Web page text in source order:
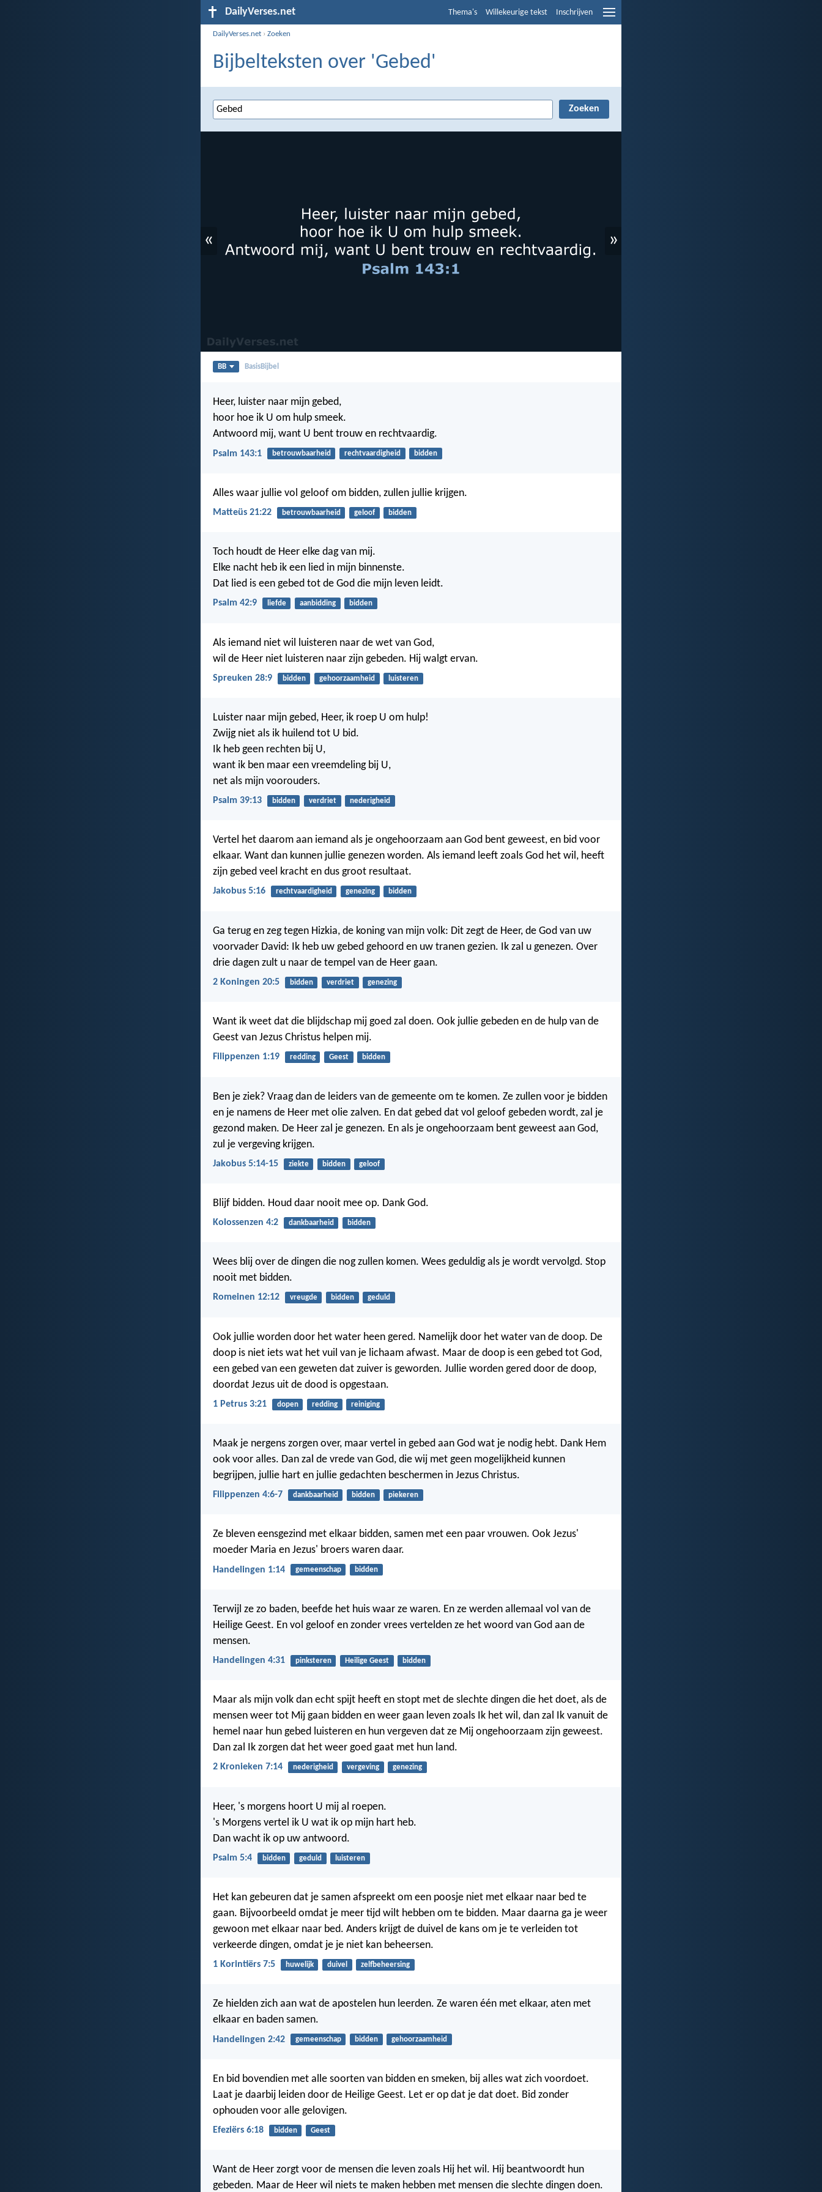
DailyVerses.net Thema's Willekeurige tekst Inschrijven
DailyVerses.net ›Zoeken
Bijbelteksten over 'Gebed'
« »
BB BasisBijbel
Heer, luister naar mijn gebed,
hoor hoe ik U om hulp smeek.
Antwoord mij, want U bent trouw en rechtvaardig.
Psalm 143:1 betrouwbaarheid rechtvaardigheid bidden
Alles waar jullie vol geloof om bidden, zullen jullie krijgen.
Matteüs 21:22 betrouwbaarheid geloof bidden
Toch houdt de Heer elke dag van mij.
Elke nacht heb ik een lied in mijn binnenste.
Dat lied is een gebed tot de God die mijn leven leidt.
Psalm 42:9 liefde aanbidding bidden
Als iemand niet wil luisteren naar de wet van God,
wil de Heer niet luisteren naar zijn gebeden. Hij walgt ervan.
Spreuken 28:9 bidden gehoorzaamheid luisteren
Luister naar mijn gebed, Heer, ik roep U om hulp!
Zwijg niet als ik huilend tot U bid.
Ik heb geen rechten bij U,
want ik ben maar een vreemdeling bij U,
net als mijn voorouders.
Psalm 39:13 bidden verdriet nederigheid
Vertel het daarom aan iemand als je ongehoorzaam aan God bent geweest, en bid voor
elkaar. Want dan kunnen jullie genezen worden. Als iemand leeft zoals God het wil, heeft
zijn gebed veel kracht en dus groot resultaat.
Jakobus 5:16 rechtvaardigheid genezing bidden
Ga terug en zeg tegen Hizkia, de koning van mijn volk: Dit zegt de Heer, de God van uw
voorvader David: Ik heb uw gebed gehoord en uw tranen gezien. Ik zal u genezen. Over
drie dagen zult u naar de tempel van de Heer gaan.
2 Koningen 20:5 bidden verdriet genezing
Want ik weet dat die blijdschap mij goed zal doen. Ook jullie gebeden en de hulp van de
Geest van Jezus Christus helpen mij.
Filippenzen 1:19 redding Geest bidden
Ben je ziek? Vraag dan de leiders van de gemeente om te komen. Ze zullen voor je bidden
en je namens de Heer met olie zalven. En dat gebed dat vol geloof gebeden wordt, zal je
gezond maken. De Heer zal je genezen. En als je ongehoorzaam bent geweest aan God,
zul je vergeving krijgen.
Jakobus 5:14-15 ziekte bidden geloof
Blijf bidden. Houd daar nooit mee op. Dank God.
Kolossenzen 4:2 dankbaarheid bidden
Wees blij over de dingen die nog zullen komen. Wees geduldig als je wordt vervolgd. Stop
nooit met bidden.
Romeinen 12:12 vreugde bidden geduld
Ook jullie worden door het water heen gered. Namelijk door het water van de doop. De
doop is niet iets wat het vuil van je lichaam afwast. Maar de doop is een gebed tot God,
een gebed van een geweten dat zuiver is geworden. Jullie worden gered door de doop,
doordat Jezus uit de dood is opgestaan.
1 Petrus 3:21 dopen redding reiniging
Maak je nergens zorgen over, maar vertel in gebed aan God wat je nodig hebt. Dank Hem
ook voor alles. Dan zal de vrede van God, die wij met geen mogelijkheid kunnen
begrijpen, jullie hart en jullie gedachten beschermen in Jezus Christus.
Filippenzen 4:6-7 dankbaarheid bidden piekeren
Ze bleven eensgezind met elkaar bidden, samen met een paar vrouwen. Ook Jezus'
moeder Maria en Jezus' broers waren daar.
Handelingen 1:14 gemeenschap bidden
Terwijl ze zo baden, beefde het huis waar ze waren. En ze werden allemaal vol van de
Heilige Geest. En vol geloof en zonder vrees vertelden ze het woord van God aan de
mensen.
Handelingen 4:31 pinksteren Heilige Geest bidden
Maar als mijn volk dan echt spijt heeft en stopt met de slechte dingen die het doet, als de
mensen weer tot Mij gaan bidden en weer gaan leven zoals Ik het wil, dan zal Ik vanuit de
hemel naar hun gebed luisteren en hun vergeven dat ze Mij ongehoorzaam zijn geweest.
Dan zal Ik zorgen dat het weer goed gaat met hun land.
2 Kronieken 7:14 nederigheid vergeving genezing
Heer, 's morgens hoort U mij al roepen.
's Morgens vertel ik U wat ik op mijn hart heb.
Dan wacht ik op uw antwoord.
Psalm 5:4 bidden geduld luisteren
Het kan gebeuren dat je samen afspreekt om een poosje niet met elkaar naar bed te
gaan. Bijvoorbeeld omdat je meer tijd wilt hebben om te bidden. Maar daarna ga je weer
gewoon met elkaar naar bed. Anders krijgt de duivel de kans om je te verleiden tot
verkeerde dingen, omdat je je niet kan beheersen.
1 Korintiërs 7:5 huwelijk duivel zelfbeheersing
Ze hielden zich aan wat de apostelen hun leerden. Ze waren één met elkaar, aten met
elkaar en baden samen.
Handelingen 2:42 gemeenschap bidden gehoorzaamheid
En bid bovendien met alle soorten van bidden en smeken, bij alles wat zich voordoet.
Laat je daarbij leiden door de Heilige Geest. Let er op dat je dat doet. Bid zonder
ophouden voor alle gelovigen.
Efeziërs 6:18 bidden Geest
Want de Heer zorgt voor de mensen die leven zoals Hij het wil. Hij beantwoordt hun
gebeden. Maar de Heer wil niets te maken hebben met mensen die slechte dingen doen.